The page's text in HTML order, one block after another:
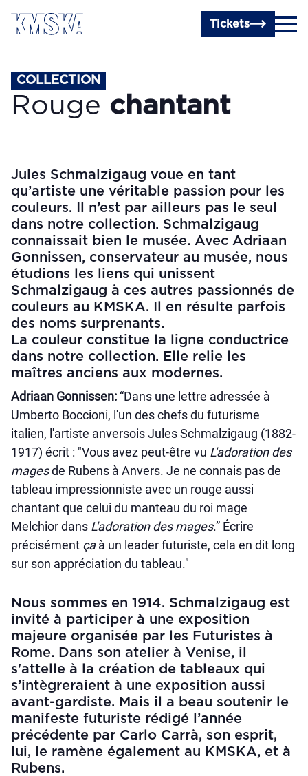
Passer au contenu principal
Tickets
COLLECTION
Rouge chantant
Jules Schmalzigaug voue en tant
qu’artiste une véritable passion pour les
couleurs. Il n’est par ailleurs pas le seul
dans notre collection. Schmalzigaug
connaissait bien le musée. Avec Adriaan
Gonnissen, conservateur au musée, nous
étudions les liens qui unissent
Schmalzigaug à ces autres passionnés de
couleurs au KMSKA. Il en résulte parfois
des noms surprenants.
La couleur constitue la ligne conductrice
dans notre collection. Elle relie les
maîtres anciens aux modernes.
Adriaan Gonnissen: “Dans une lettre adressée à
Umberto Boccioni, l'un des chefs du futurisme
italien, l'artiste anversois Jules Schmalzigaug (1882-
1917) écrit : "Vous avez peut-être vu L'adoration des
magesde Rubens à Anvers. Je ne connais pas de
tableau impressionniste avec un rouge aussi
chantant que celui du manteau du roi mage
Melchior dans L'adoration des mages.” Écrire
précisément çaà un leader futuriste, cela en dit long
sur son appréciation du tableau."
Nous sommes en 1914. Schmalzigaug est
invité à participer à une exposition
majeure organisée par les Futuristes à
Rome. Dans son atelier à Venise, il
s'attelle à la création de tableaux qui
s’intègreraient à une exposition aussi
avant-gardiste. Mais il a beau soutenir le
manifeste futuriste rédigé l’année
précédente par Carlo Carrà, son esprit,
lui, le ramène également au KMSKA, et à
Rubens.